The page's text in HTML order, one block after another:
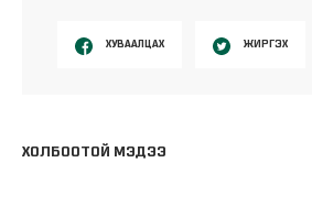
ХУВААЛЦАХ ЖИРГЭХ
ХОЛБООТОЙ МЭДЭЭ